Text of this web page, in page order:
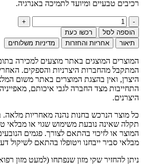
רכיבים טבעיים ומיועד לתמיכה באנרגיה.
כמות
של
חטיף
פרמיו
דליקט
טונה
לחתול
הוספה לסל
רכשו כעת
תיאור
אחריות והחזרות מדיניות משלוחים
המוצרים המוצגים באתר מוצעים למכירה
המתקבל מהחברות היצרניות והספקים.
היצרן, ואין בהצגת המוצרים באתר משום
התחייבות מצד החברה לגבי איכותם,
היצרנים.
כל מוצר הנרכש בחנות נהנה מאחריות מלאה.
תקלה שאינה נובעת משימוש שגוי או מבלאי
המוצר או לזיכוי בהתאם לצורך. פגמים
מבלאי סביר ייבחנו ויטופלו בהתאם לשיקול
ניתן להחזיר שקי מזון שנפתחו (למעט מזון